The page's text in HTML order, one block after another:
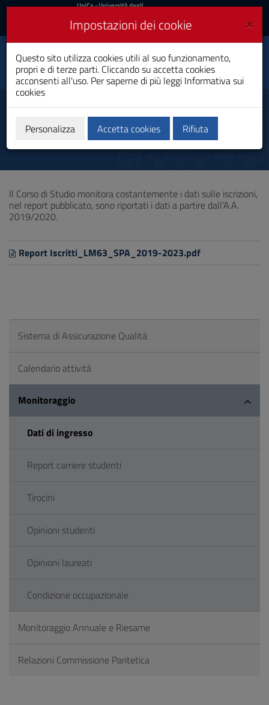
Vai
al
navigazione
sito
al
Footer
UniCa
Accedi
UniCa- Università degli
Accedi UniCA News
Toggle
navigation
Scienze delle Pubbliche
Amministrazioni
Laurea Magistrale
Dati di ingresso
Il Corso di Studio monitora costantemente i dati sulle iscrizioni,
nel report pubblicato, sono riportati i dati a partire dall’A.A.
2019/2020.
Report Iscritti_LM63_SPA_2019-2023.pdf
Sistema di Assicurazione Qualità
Calendario attività
Monitoraggio
Dati di ingresso
Report carriere studenti
Tirocini
Opinioni studenti
Opinioni laureati
Condizione occupazionale
Monitoraggio Annuale e Riesame
Relazioni Commissione Paritetica
×
Impostazioni dei cookie
Questo sito utilizza cookies utili al suo funzionamento,
propri e di terze parti. Cliccando su accetta cookies
acconsenti all'uso. Per saperne di più leggi Informativa sui
cookies
Personalizza Accetta cookies Rifiuta